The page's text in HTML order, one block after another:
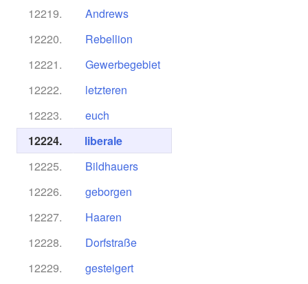
12219.
Andrews
12220.
Rebellion
12221.
Gewerbegebiet
12222.
letzteren
12223.
euch
12224.
liberale
12225.
Bildhauers
12226.
geborgen
12227.
Haaren
12228.
Dorfstraße
12229.
gesteigert